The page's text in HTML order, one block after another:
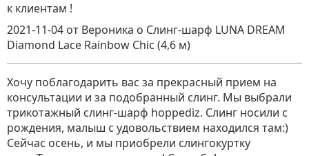
к клиентам !
2021-11-04 от Вероника о Слинг-шарф LUNA DREAM
Diamond Lace Rainbow Chic (4,6 м)
Хочу поблагодарить вас за прекрасный прием на
консультации и за подобранный слинг. Мы выбрали
трикотажный слинг-шарф hoppediz. Слинг носили с
рождения, малыш с удовольствием находился там:)
Сейчас осень, и мы приобрели слингокуртку